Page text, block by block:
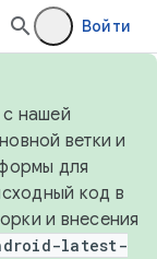
Войти
с нашей
ветки и
для
код в
и внесения
latest-